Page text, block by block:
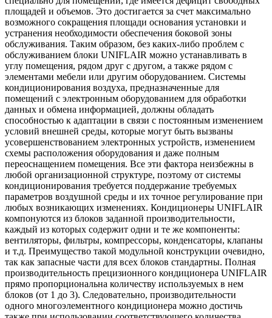
площадей и объемов. Это достигается за счет максимально
возможного сокращения площади основания установки и
устранения необходимости обеспечения боковой зоны
обслуживания. Таким образом, без каких-либо проблем с
обслуживанием блоки UNIFLAIR можно устанавливать в
углу помещения, рядом друг с другом, а также рядом с
элементами мебели или другим оборудованием. Системы
кондиционирования воздуха, предназначенные для
помещений с электронным оборудованием для обработки
данных и обмена информацией, должны обладать
способностью к адаптации в связи с постоянным изменением
условий внешней среды, которые могут быть вызваны
усовершенствованием электронных устройств, изменением
схемы расположения оборудования и даже полным
переоснащением помещения. Все эти фактора неизбежны в
любой организационной структуре, поэтому от системы
кондиционирования требуется поддержание требуемых
параметров воздушной среды и их точное регулирование при
любых возникающих изменениях. Кондиционеры UNIFLAIR
компонуются из блоков заданной производительности,
каждый из которых содержит одни и те же компоненты:
вентиляторы, фильтры, компрессоры, конденсаторы, клапаны
и т.д. Преимущество такой модульной конструкции очевидно,
так как запасные части для всех блоков стандартны. Полная
производительность прецизионного кондиционера UNIFLAIR
прямо пропорциональна количеству используемых в нем
блоков (от 1 до 3). Следовательно, производительности
одного многоэлементного кондиционера можно достичь